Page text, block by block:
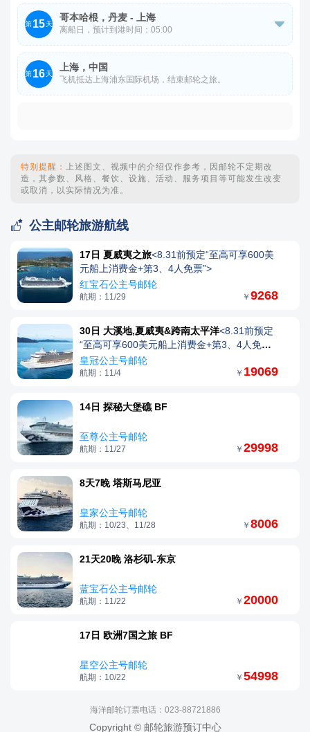
【安克尔斯故居】（外观）-【斯卡恩教堂】（外观），行
程结束后返回码头。
第15天
哥本哈根，丹麦 - 上海
离船日，预计到港时间：05:00

参考航班：
QR160 丹麦哥本哈根 卡塔尔多哈 1600 2300
第16天
上海，中国
飞机抵达上海浦东国际机场，结束邮轮之旅。
特别提醒：
上述图文、视频中的介绍仅作参考，因邮轮不定期改
造，其参数、风格、餐饮、设施、活动、服务项目等可能发生改变
或取消，以实际情况为准。
 公主邮轮旅游航线
17日 夏威夷之旅<8.31前预定“至高可享600美
元船上消费金+第3、4人免票”>
红宝石公主号邮轮
航期：11/29 ￥ 9268
30日 大溪地,夏威夷&跨南太平洋<8.31前预定
“至高可享600美元船上消费金+第3、4人免票”
>
皇冠公主号邮轮
航期：11/4 ￥ 19069
14日 探秘大堡礁 BF
至尊公主号邮轮
航期：11/27 ￥ 29998
8天7晚 塔斯马尼亚
皇家公主号邮轮
航期：10/23、11/28 ￥ 8006
21天20晚 洛杉矶-东京
蓝宝石公主号邮轮
航期：11/22 ￥ 20000
17日 欧洲7国之旅 BF
星空公主号邮轮
航期：10/22 ￥ 54998
海洋邮轮订票电话：023-88721886
Copyright © 邮轮旅游预订中心